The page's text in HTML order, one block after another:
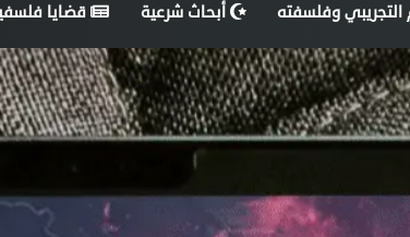
التجريبي وفلسفته أبحاث شرعية قضايا